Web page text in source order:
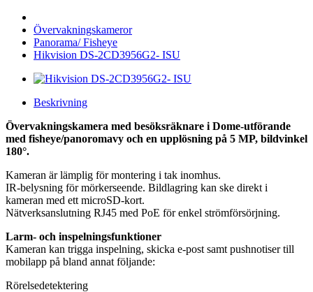
Övervakningskameror
Panorama/ Fisheye
Hikvision DS-2CD3956G2- ISU
Beskrivning
Övervakningskamera med besöksräknare i Dome-utförande
med fisheye/panoromavy och en upplösning på 5 MP, bildvinkel
180°.
Kameran är lämplig för montering i tak inomhus.
IR-belysning för mörkerseende. Bildlagring kan ske direkt i
kameran med ett microSD-kort.
Nätverksanslutning RJ45 med PoE för enkel strömförsörjning.
Larm- och inspelningsfunktioner
Kameran kan trigga inspelning, skicka e-post samt pushnotiser till
mobilapp på bland annat följande:
Rörelsedetektering